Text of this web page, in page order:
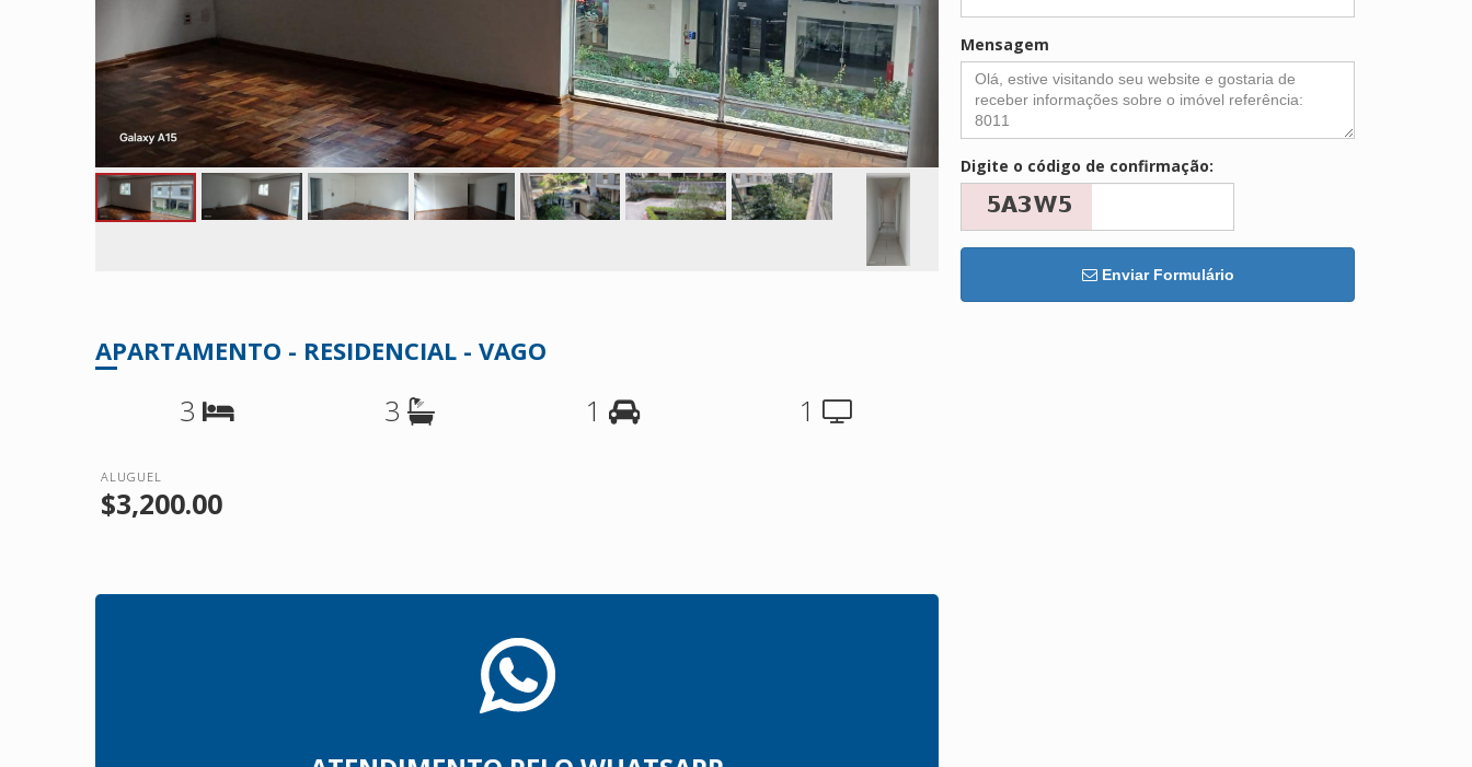
APARTAMENTO - RESIDENCIAL - VAGO
3 3 1 1
ALUGUEL
$3,200.00
Mensagem
Digite o código de confirmação:
Enviar Formulário